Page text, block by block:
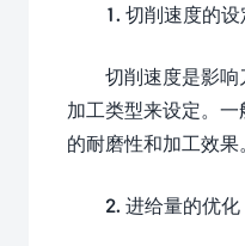
1. 切削速度的设
切削速度是影
加工类型来设定。
的耐磨性和加工效果
2. 进给量的优化